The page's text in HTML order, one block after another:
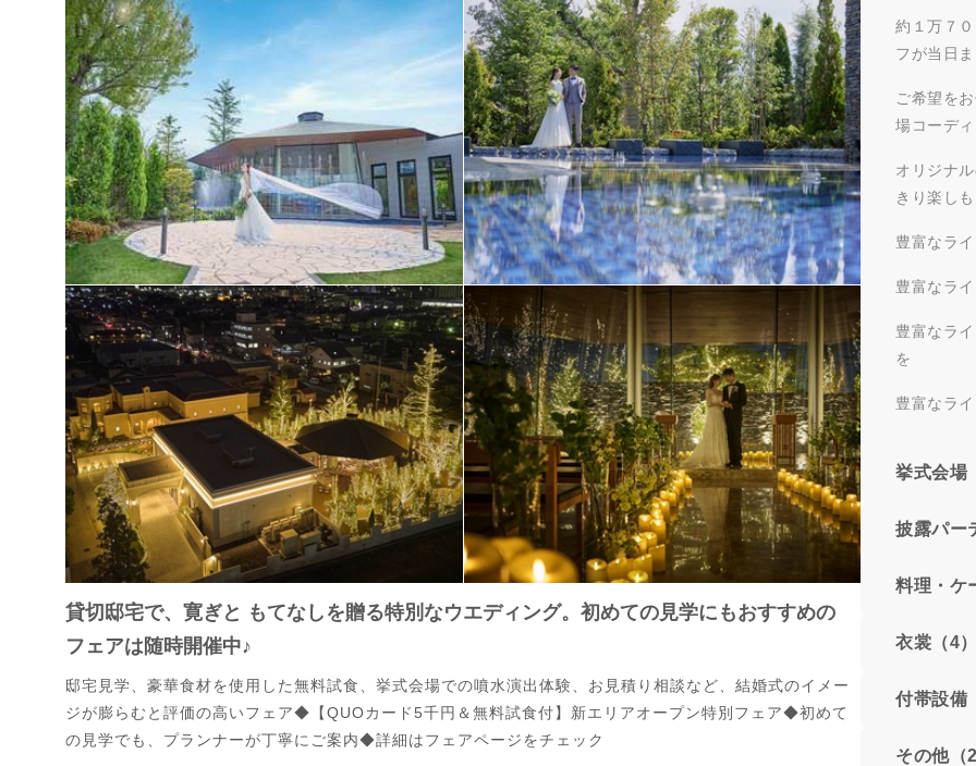
貸切邸宅で、寛ぎと もてなしを贈る特別なウエディング。初めての見学にもおすすめの
フェアは随時開催中♪
邸宅見学、豪華食材を使用した無料試食、挙式会場での噴水演出体験、お見積り相談など、結婚式のイメー
ジが膨らむと評価の高いフェア◆【QUOカード5千円＆無料試食付】新エリアオープン特別フェア◆初めて
の見学でも、プランナーが丁寧にご案内◆詳細はフェアページをチェック
約１万７
フが当日
ご希望を
場コーデ
オリジナ
きり楽しも
豊富なラ
豊富なラ
豊富なラ
を
豊富なラ
挙式会場
披露パー
料理・ケ
衣裳（4）
付帯設備
その他（2